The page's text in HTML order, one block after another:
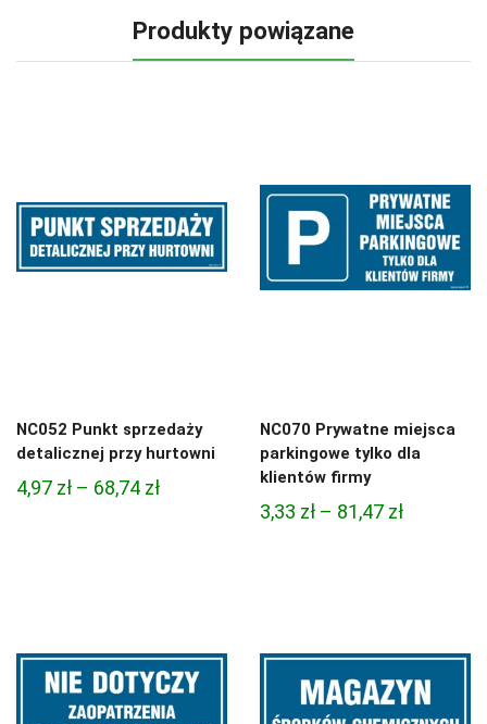
Produkty powiązane
NC052 Punkt sprzedaży
detalicznej przy hurtowni
4,97 zł – 68,74 złZakres
NC070 Prywatne miejsca
parkingowe tylko dla
klientów firmy
3,33 zł – 81,47 złZakres
81,47 zł